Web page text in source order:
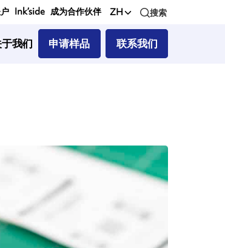
Ink’side 成为合作伙伴 ZH 搜索
我们 申请样品 联系我们